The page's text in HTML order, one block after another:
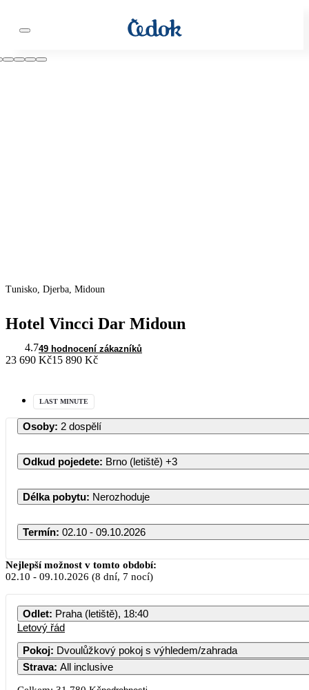
Tunisko, Djerba, Midoun
Hotel Vincci Dar Midoun
4.749 hodnocení zákazníků
23 690 Kč15 890 Kč
LAST MINUTE
Osoby: 2 dospělí
Odkud pojedete: Brno (letiště) +3
Délka pobytu: Nerozhoduje
Termín: 02.10 - 09.10.2026
Nejlepší možnost v tomto období:
02.10 - 09.10.2026 (8 dní, 7 nocí)
Odlet: Praha (letiště), 18:40
Letový řád
Pokoj: Dvoulůžkový pokoj s výhledem/zahrada
Strava: All inclusive